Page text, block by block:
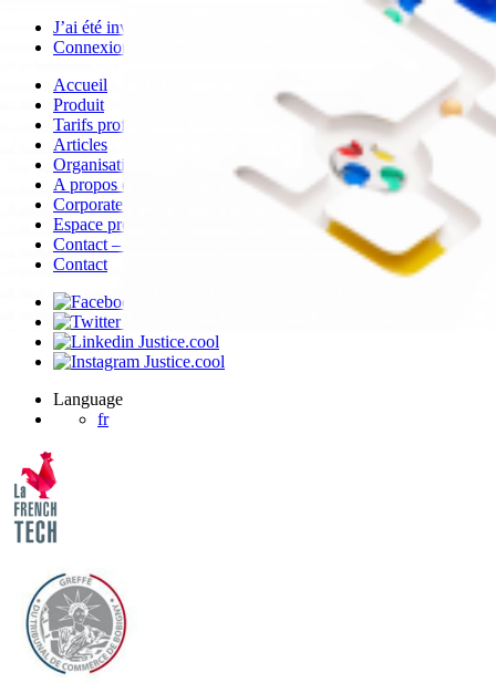
J’ai été invité sur un dossier
Connexion
Accueil
Produit
Tarifs professionnels
Articles
Organisations
A propos de Justice.cool
Corporate – Ethique et déontologie
Espace presse
Contact – FAQ
Contact
Language
fr